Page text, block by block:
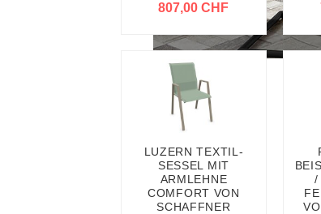
807,00 CHF
LUZERN TEXTIL-
SESSEL MIT
ARMLEHNE
COMFORT VON
SCHAFFNER
/